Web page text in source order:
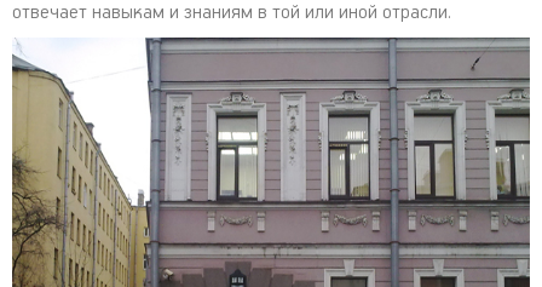
отвечает навыкам и знаниям в той или иной отрасли.